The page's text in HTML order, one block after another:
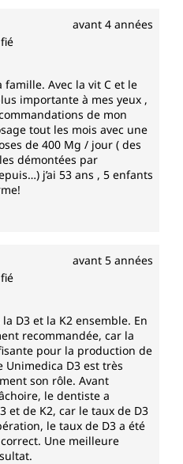
avant 4 années
étoiles
Avec la vit C et le
importante à mes yeux ,
de mon
tout les mois avec une
de 400 Mg / jour ( des
démontées par
j’ai 53 ans , 5 enfants
avant 5 années
étoiles
D3 et la K2 ensemble. En
recommandée, car la
pour la production de
Unimedica D3 est très
son rôle. Avant
le dentiste a
et de K2, car le taux de D3
le taux de D3 a été
Une meilleure